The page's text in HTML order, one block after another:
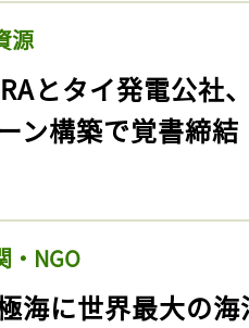
源
とタイ発電公社
ン構築で覚書締結
・NGO
海に世界最大の
お気に入りに
ログイン